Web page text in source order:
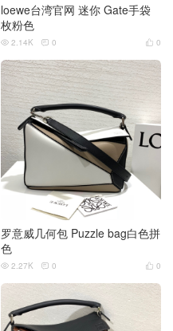
loewe台湾官网 迷你 Gate手袋
枚粉色
 0
 2.14K  0
罗意威几何包 Puzzle bag白色拼
色
 0
 2.27K  0